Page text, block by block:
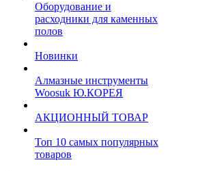
Оборудование и
расходники для каменных
полов
Новинки
Алмазные инструменты
Woosuk Ю.КОРЕЯ
АКЦИОННЫЙ ТОВАР
Топ 10 самых популярных
товаров